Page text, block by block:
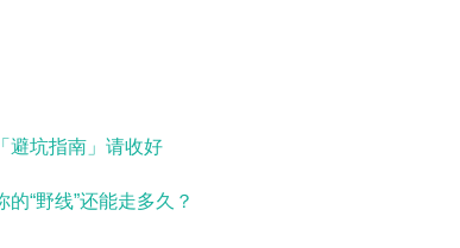
避坑指南」请收好
“野线”还能走多久？